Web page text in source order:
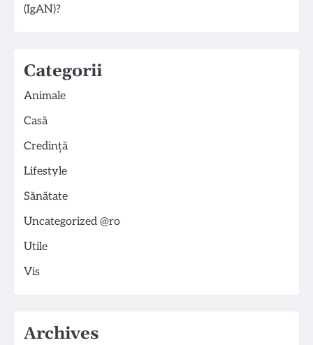
(IgAN)?
Categorii
Animale
Casă
Credință
Lifestyle
Sănătate
Uncategorized @ro
Utile
Vis
Archives